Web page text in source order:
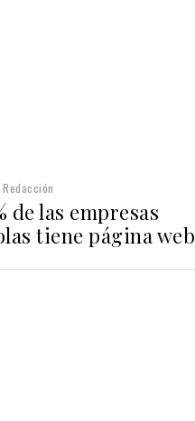
Redacción
de las empresas
tiene página web